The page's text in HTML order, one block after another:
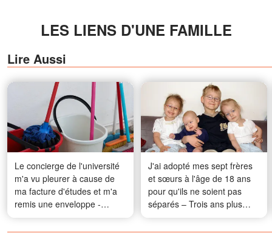
LES LIENS D'UNE FAMILLE
Lire Aussi
Le concierge de l'université
m'a vu pleurer à cause de
ma facture d'études et m'a
remis une enveloppe -
Quand je l'ai ouverte et que
j'ai découvert qui il était
J'ai adopté mes sept frères
et sœurs à l'âge de 18 ans
pour qu'ils ne soient pas
séparés – Trois ans plus
tard, mon plus jeune frère
m'a remis une photo qui